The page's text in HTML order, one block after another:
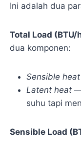
Ini adalah dua
Total Load (BTU/
dua komponen:
Sensible heat
Latent heat —
suhu tapi
Sensible Load